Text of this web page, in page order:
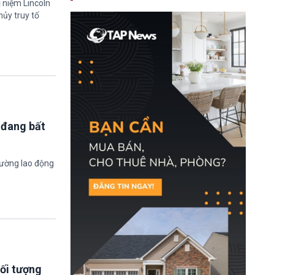
Lincoln
truy tố
bất
lao động
tượng
gan B hoặc viêm gan C
sẽ không còn bị mặc
định không đáp ứng tiêu
chuẩn sức khỏe chỉ vì
chi phí điều trị khi nộp hồ
sơ xin visa cư trú.